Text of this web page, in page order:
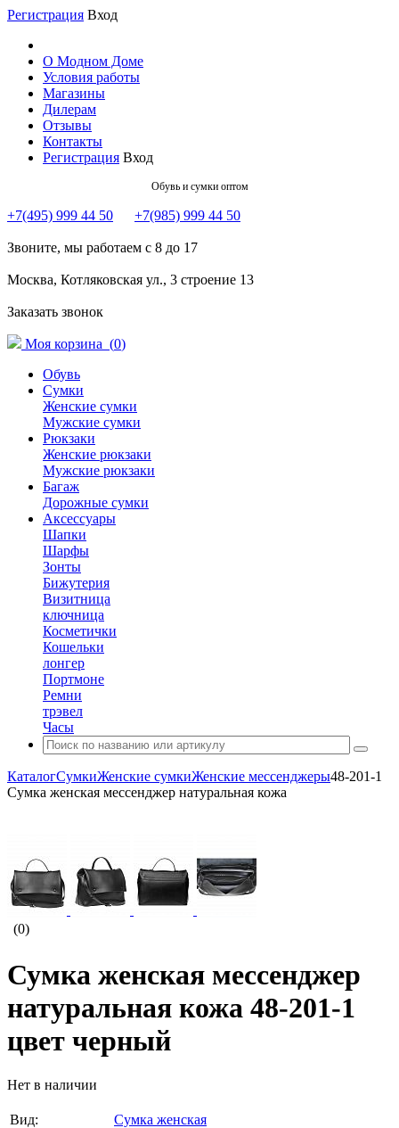
Регистрация Вход
О Модном Доме
Условия работы
Магазины
Дилерам
Отзывы
Контакты
Регистрация Вход
Обувь и сумки оптом
+7(495) 999 44 50 +7(985) 999 44 50
Звоните, мы работаем с 8 до 17
Москва, Котляковская ул., 3 строение 13
Заказать звонок
Моя корзина (0)
Обувь
Сумки
Женские сумки
Мужские сумки
Рюкзаки
Женские рюкзаки
Мужские рюкзаки
Багаж
Дорожные сумки
Аксессуары
Шапки
Шарфы
Зонты
Бижутерия
Визитница
ключница
Косметички
Кошельки
лонгер
Портмоне
Ремни
трэвел
Часы
КаталогСумкиЖенские сумкиЖенские мессенджеры48-201-1
Сумка женская мессенджер натуральная кожа
(0)
Сумка женская мессенджер
натуральная кожа 48-201-1
цвет черный
Нет в наличии
Вид:
Сумка женская